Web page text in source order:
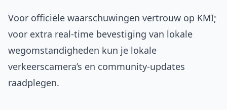
Voor officiële waarschuwingen vertrouw op KMI;
voor extra real-time bevestiging van lokale
wegomstandigheden kun je lokale
verkeerscamera’s en community-updates
raadplegen.